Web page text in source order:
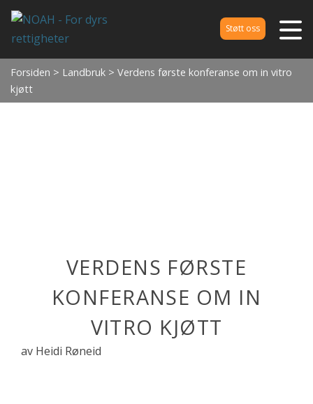
Støtt oss
Forsiden > Landbruk > Verdens første konferanse om in vitro
kjøtt
VERDENS FØRSTE
KONFERANSE OM IN
VITRO KJØTT
av Heidi Røneid